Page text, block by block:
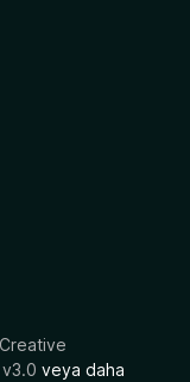
Creative
veya daha